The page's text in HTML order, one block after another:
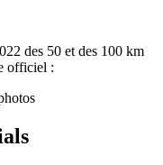
des 50 et des 100 km
officiel :